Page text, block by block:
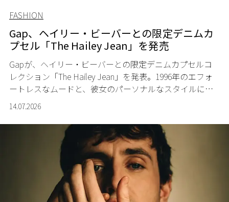
FASHION
Gap、ヘイリー・ビーバーとの限定デニムカ
プセル「The Hailey Jean」を発売
Gapが、ヘイリー・ビーバーとの限定デニムカプセルコ
レクション「The Hailey Jean」を発表。1996年のエフォ
ートレスなムードと、彼女のパーソナルなスタイルに着
想を得たデニムが登場する。
14.07.2026